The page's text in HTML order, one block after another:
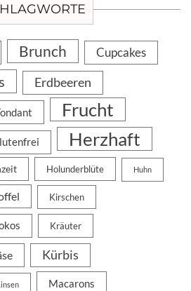
Brunch Cupcakes
Erdbeeren
Frucht
Herzhaft
Holunderblüte Huhn
Kirschen
Kräuter
Kürbis
Macarons